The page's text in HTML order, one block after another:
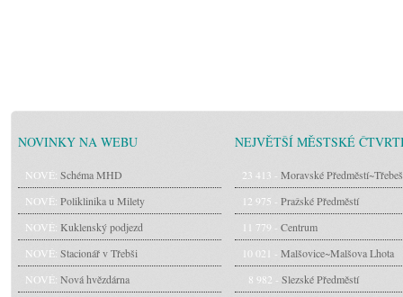
NOVINKY NA WEBU
NOVÉ: Schéma MHD
NOVÉ: Poliklinika u Milety
NOVÉ: Kuklenský podjezd
NOVÉ: Stacionář v Třebši
NOVÉ: Nová hvězdárna
NEJVĚTŠÍ MĚSTSKÉ
23 413 - Moravské Předměstí~Třebeš
12 975 - Pražské Předměstí
11 779 - Centrum
10 021 - Malšovice~Malšova Lhota
8 982 - Slezské Předměstí